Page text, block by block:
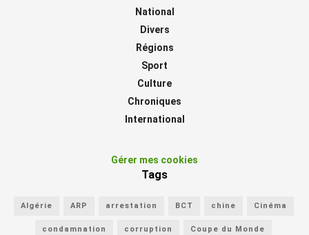
National
Divers
Régions
Sport
Culture
Chroniques
International
Gérer mes cookies
Tags
Algérie ARP arrestation BCT chine Cinéma
condamnation corruption Coupe du Monde